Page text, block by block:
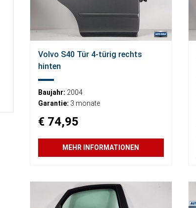
Volvo S40 Tür 4-türig rechts
hinten
Baujahr: 2004
Garantie: 3 monate
€ 74,95
MEHR INFORMATIONEN